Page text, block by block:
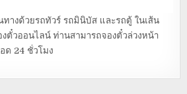
างด้วยรถทัวร์ รถมินิบัส และรถตู้ ในเส้น
งตั๋วออนไลน์ ท่านสามารถจองตั๋วล่วงหน้า
ด 24 ชั่วโมง